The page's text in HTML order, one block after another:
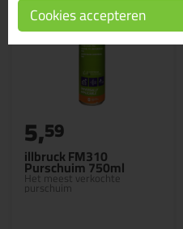
illbruck FM310
Purschuim 750ml
Het meest verkochte
purschuim
5,59
Cookies accepteren